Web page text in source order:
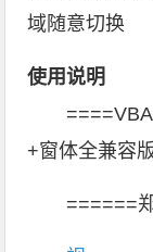
域随意切换
使用说明
+窗体全兼容
======